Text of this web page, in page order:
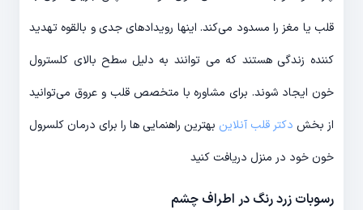
قلب یا مغز را مسدود می‌کند. اینها رویدادهای جدی و بالقوه تهدید
کننده زندگی هستند که می توانند به دلیل سطح بالای کلسترول
خون ایجاد شوند. برای مشاوره با متخصص قلب و عروق می‌توانید
از بخش دکتر قلب آنلاین بهترین راهنمایی ها را برای درمان کلسرول
خون خود در منزل دریافت کنید
رسوبات زرد رنگ در اطراف چشم